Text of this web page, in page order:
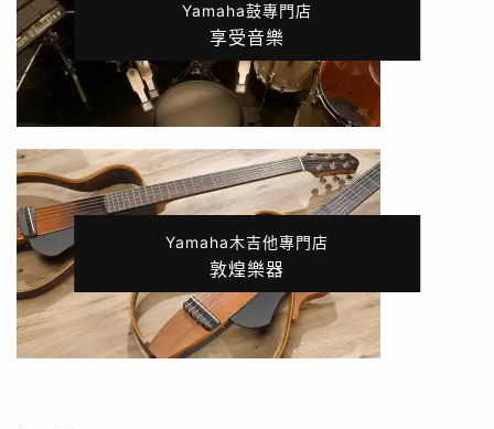
Yamaha鼓專門店
享受音樂
Yamaha木吉他專門店
敦煌樂器